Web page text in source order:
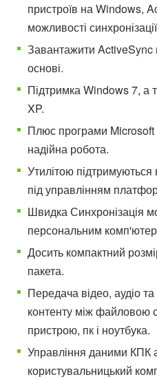
пристроїв на Windows,
можливості
Завантажити
основі.
Підтримка Windows 7, а
XP.
Плюс програми Microsoft
надійна робота.
Утилітою
під управлінням
Швидка Синхронізація
персональним
Досить компактний
пакета.
Передача відео, аудіо
контенту між файловою
пристрою, пк і ноутбука.
Управління даними КПК
користувальницький